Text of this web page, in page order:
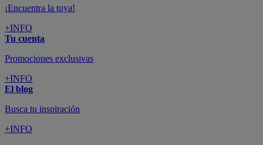
¡Encuentra la tuya!
+INFO
Tu cuenta
Promociones exclusivas
+INFO
El blog
Busca tu inspiración
+INFO